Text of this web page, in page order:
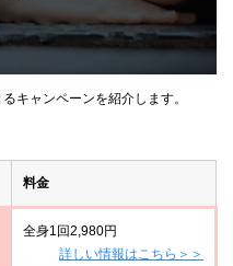
キャンペーンを紹介します。
料金
全身1回2,980円
詳しい情報はこちら＞＞